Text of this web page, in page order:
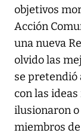
objetivos
Acción
una nueva
olvido las
se
con las ideas
ilusionaron
miembros